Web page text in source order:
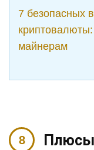
7 безопасных
майнерам